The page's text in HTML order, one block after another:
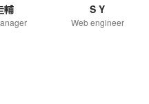
輔 S Y
Web engineer